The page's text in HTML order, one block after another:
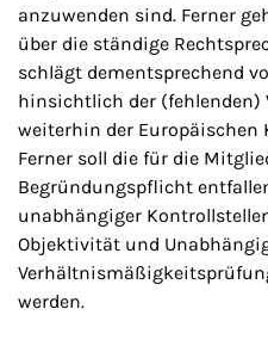
anzuwenden sind. Ferner
über die ständige
schlägt dementsprechend
hinsichtlich der
weiterhin der Europäischen
Ferner soll die für die
Begründungspflicht
unabhängiger
Objektivität und
werden.